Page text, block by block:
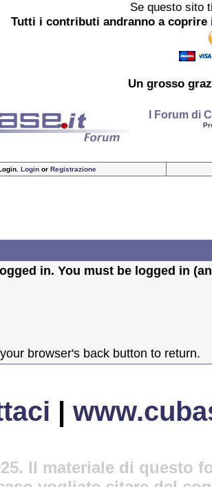
Se questo sito
Tutti i contributi andranno a
Un grosso
I Forum di
Loginor Registrazione
in. You must be logged in
browser's back button to return.
|
Il materiale di questo